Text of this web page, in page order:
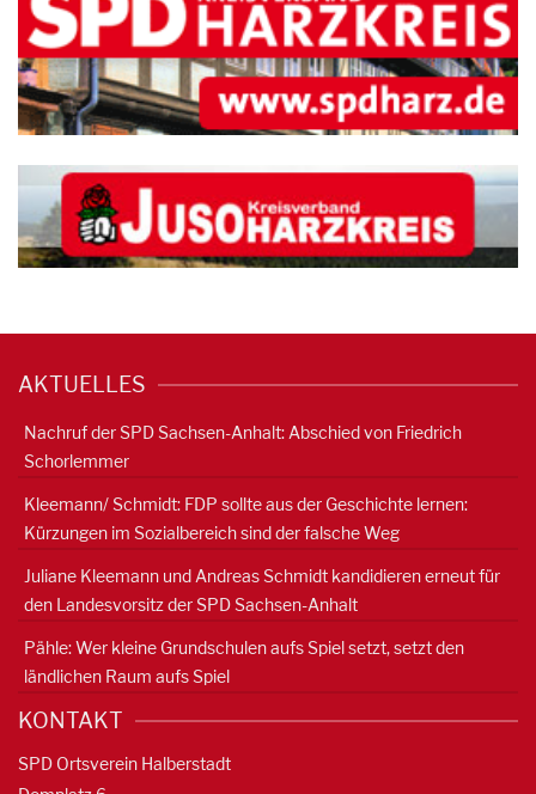
AKTUELLES
Nachruf der SPD Sachsen-Anhalt: Abschied von Friedrich
Schorlemmer
Kleemann/ Schmidt: FDP sollte aus der Geschichte lernen:
Kürzungen im Sozialbereich sind der falsche Weg
Juliane Kleemann und Andreas Schmidt kandidieren erneut für
den Landesvorsitz der SPD Sachsen-Anhalt
Pähle: Wer kleine Grundschulen aufs Spiel setzt, setzt den
ländlichen Raum aufs Spiel
KONTAKT
SPD Ortsverein Halberstadt